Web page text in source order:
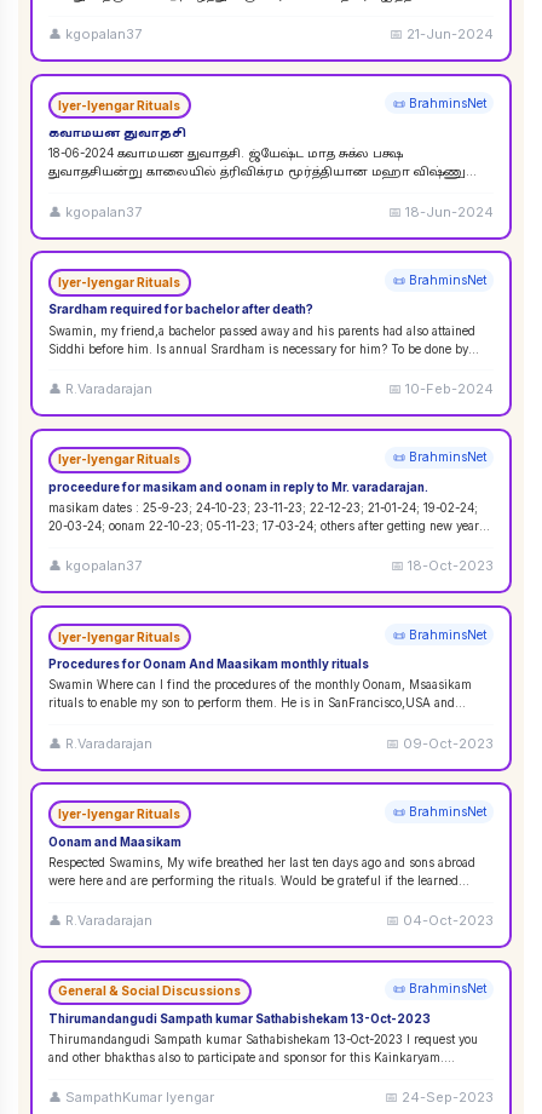
👤 kgopalan37 📅 21-Jun-2024
Iyer-Iyengar Rituals 📜 BrahminsNet
கவாமயன துவாதசி
18-06-2024 கவாமயன துவாதசி. ஜ்யேஷ்ட மாத சுக்ல பக்ஷ
துவாதசியன்று காலையில் த்ரிவிக்ரம மூர்த்தியான மஹா விஷ்ணு
👤 kgopalan37 📅18-Jun-2024
Iyer-Iyengar Rituals 📜 BrahminsNet
Srardham required for bachelor after death?
Swamin, my friend,a bachelor passed away and his parents had also attained
Siddhi before him. Is annual Srardham is necessary for him? To be done by
👤 R.Varadarajan 📅10-Feb-2024
Iyer-Iyengar Rituals 📜 BrahminsNet
proceedure for masikam and oonam in reply to Mr. varadarajan.
masikam dates : 25-9-23; 24-10-23; 23-11-23; 22-12-23; 21-01-24; 19-02-24;
20-03-24; oonam 22-10-23; 05-11-23; 17-03-24; others after getting new year...
👤 kgopalan37 📅18-Oct-2023
Iyer-Iyengar Rituals 📜 BrahminsNet
Procedures for Oonam And Maasikam monthly rituals
Swamin Where can I find the procedures of the monthly Oonam, Msaasikam
rituals to enable my son to perform them. He is in SanFrancisco,USA and
👤 R.Varadarajan 📅 09-Oct-2023
Iyer-Iyengar Rituals 📜 BrahminsNet
Oonam and Maasikam
Respected Swamins, ​​​​​​My wife breathed her last ten days ago and sons abroad
were here and are performing the rituals. Would be grateful if the learned
👤 R.Varadarajan 📅 04-Oct-2023
General & Social Discussions 📜 BrahminsNet
Thirumandangudi Sampath kumar Sathabishekam 13-Oct-2023
Thirumandangudi Sampath kumar Sathabishekam 13-Oct-2023 I request you
and other bhakthas also to participate and sponsor for this Kainkaryam.
👤 SampathKumar Iyengar 📅 24-Sep-2023